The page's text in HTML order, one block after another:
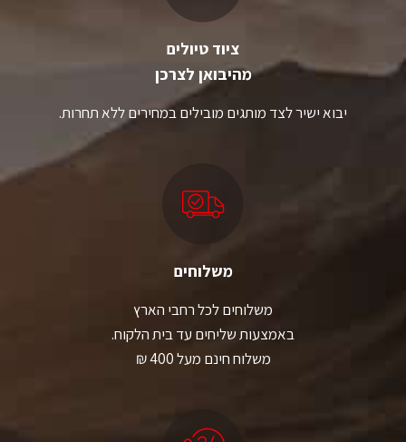
ציוד טיולים
מהיבואן לצרכן
יבוא ישיר לצד מותגים מובילים במחירים ללא תחרות.
משלוחים
משלוחים לכל רחבי הארץ
באמצעות שליחים עד בית הלקוח.
משלוח חינם מעל 400 ₪